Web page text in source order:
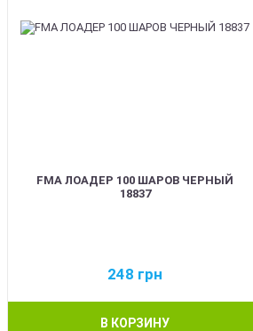
FMA ЛОАДЕР 100 ШАРОВ ЧЕРНЫЙ
18837
248 грн
В КОРЗИНУ